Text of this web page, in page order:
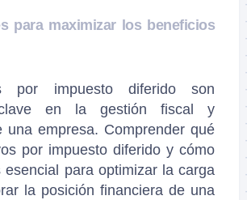
para maximizar los beneficios
por impuesto diferido son
clave en la gestión fiscal y
una empresa. Comprender qué
por impuesto diferido y cómo
esencial para optimizar la carga
la posición financiera de una